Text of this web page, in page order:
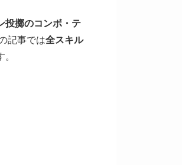
投擲のコンボ・テ
記事では全スキル